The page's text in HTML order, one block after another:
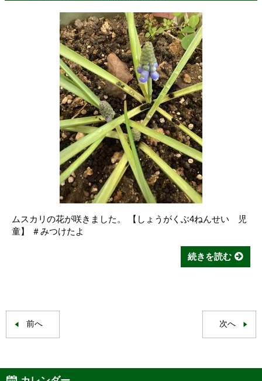
ムスカリの花が咲きました。 【しょうがくぶ4ねんせい 児
童】 ＃みつけたよ
続きを読む
前へ 次へ